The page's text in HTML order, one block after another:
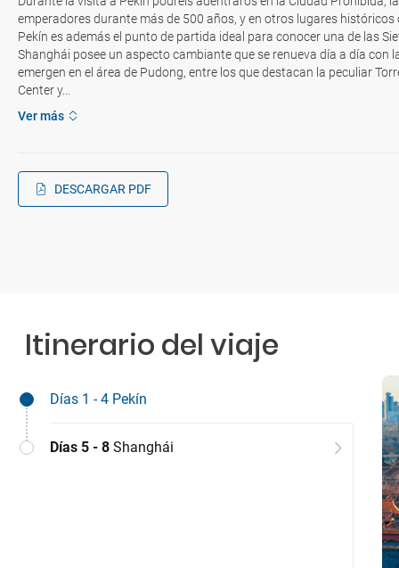
emperadores durante más de 500 años, y en otros lugares históricos
Pekín es además el punto de partida ideal para conocer una de las
Shanghái posee un aspecto cambiante que se renueva día a día
emergen en el área de Pudong, entre los que destacan la peculiar
Center y...
Ver más
DESCARGAR PDF
Itinerario del viaje
Días 1 - 4 Pekín
Días 5 - 8 Shanghái